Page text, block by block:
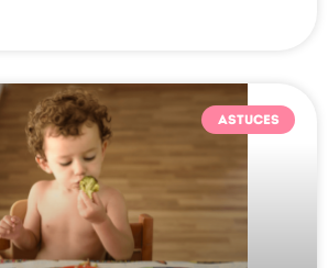
ASTUCES